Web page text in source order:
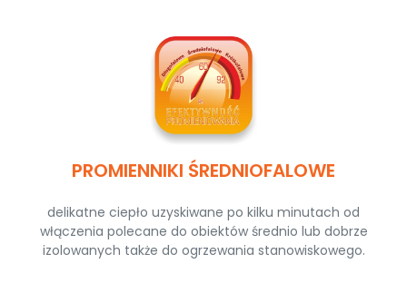
PROMIENNIKI ŚREDNIOFALOWE
delikatne ciepło uzyskiwane po kilku minutach od
włączenia polecane do obiektów średnio lub dobrze
izolowanych także do ogrzewania stanowiskowego.